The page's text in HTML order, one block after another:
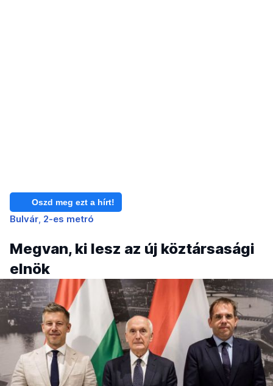
Oszd meg ezt a hírt!
Bulvár 2-es metró
Megvan, ki lesz az új köztársasági
elnök